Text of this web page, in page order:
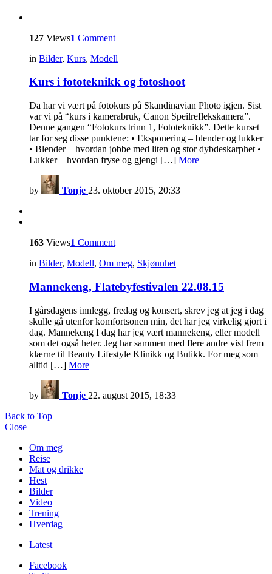
127 Views1 Comment
in Bilder, Kurs, Modell
Kurs i fototeknikk og fotoshoot
Da har vi vært på fotokurs på Skandinavian Photo igjen. Sist
var vi på “kurs i kamerabruk, Canon Speilreflekskamera”.
Denne gangen “Fotokurs trinn 1, Fototeknikk”. Dette kurset
tar for seg disse punktene: • Eksponering – blender og lukker
• Blender – hvordan jobbe med liten og stor dybdeskarphet •
Lukker – hvordan fryse og gjengi […] More
by Tonje 23. oktober 2015, 20:33
163 Views1 Comment
in Bilder, Modell, Om meg, Skjønnhet
Mannekeng, Flatebyfestivalen 22.08.15
I gårsdagens innlegg, fredag og konsert, skrev jeg at jeg i dag
skulle gå utenfor komfortsonen min, det har jeg virkelig gjort i
dag. Mannekeng I dag har jeg vært mannekeng, eller modell
som det også heter. Jeg har sammen med flere andre vist frem
klærne til Beauty Lifestyle Klinikk og Butikk. For meg som
alltid […] More
by Tonje 22. august 2015, 18:33
Back to Top
Close
Om meg
Reise
Mat og drikke
Hest
Bilder
Video
Trening
Hverdag
Latest
Facebook